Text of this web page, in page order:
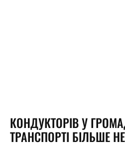
КОНДУКТОРІВ У
ТРАНСПОРТІ БІЛЬШЕ